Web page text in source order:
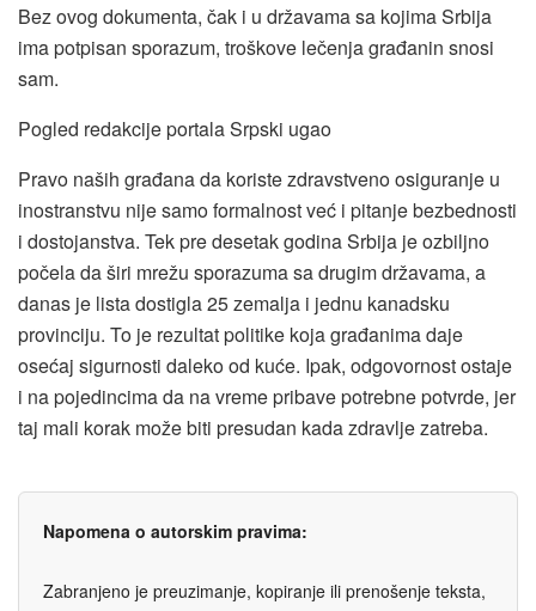
Bez ovog dokumenta, čak i u državama sa kojima Srbija
ima potpisan sporazum, troškove lečenja građanin snosi
sam.
Pogled redakcije portala Srpski ugao
Pravo naših građana da koriste zdravstveno osiguranje u
inostranstvu nije samo formalnost već i pitanje bezbednosti
i dostojanstva. Tek pre desetak godina Srbija je ozbiljno
počela da širi mrežu sporazuma sa drugim državama, a
danas je lista dostigla 25 zemalja i jednu kanadsku
provinciju. To je rezultat politike koja građanima daje
osećaj sigurnosti daleko od kuće. Ipak, odgovornost ostaje
i na pojedincima da na vreme pribave potrebne potvrde, jer
taj mali korak može biti presudan kada zdravlje zatreba.
Napomena o autorskim pravima:
Zabranjeno je preuzimanje, kopiranje ili prenošenje teksta,